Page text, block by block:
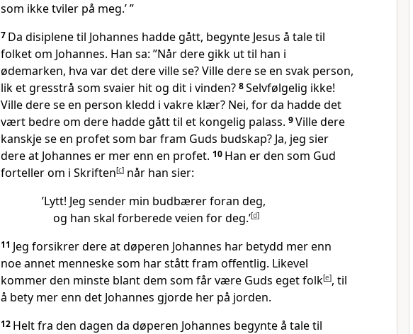
som ikke tviler på meg.’ ”
7 Da disiplene til Johannes hadde gått, begynte Jesus å tale til
folket om Johannes. Han sa: ”Når dere gikk ut til han i
ødemarken, hva var det dere ville se? Ville dere se en svak person,
lik et gresstrå som svaier hit og dit i vinden? 8Selvfølgelig ikke!
Ville dere se en person kledd i vakre klær? Nei, for da hadde det
vært bedre om dere hadde gått til et kongelig palass. 9Ville dere
kanskje se en profet som bar fram Guds budskap? Ja, jeg sier
dere at Johannes er mer enn en profet. 10 Han er den som Gud
forteller om i Skriften[c] når han sier:
’Lytt! Jeg sender min budbærer foran deg,
og han skal forberede veien for deg.’[d]
11 Jeg forsikrer dere at døperen Johannes har betydd mer enn
noe annet menneske som har stått fram offentlig. Likevel
kommer den minste blant dem som får være Guds eget folk[e], til
å bety mer enn det Johannes gjorde her på jorden.
12 Helt fra den dagen da døperen Johannes begynte å tale til